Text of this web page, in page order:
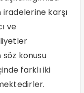
iradelerine karşı
ve
konusu
farklı iki